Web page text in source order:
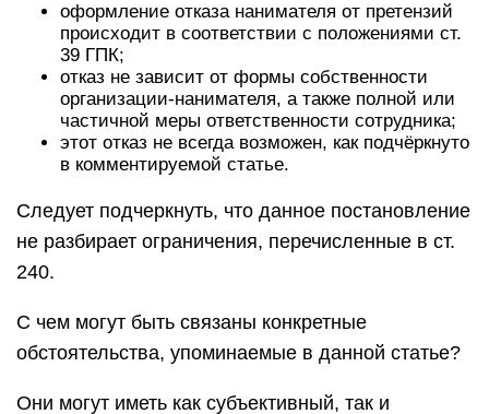
оформление отказа нанимателя от претензий
происходит в соответствии с положениями ст.
39 ГПК;
отказ не зависит от формы собственности
организации-нанимателя, а также полной или
частичной меры ответственности сотрудника;
этот отказ не всегда возможен, как подчёркнуто
в комментируемой статье.
Следует подчеркнуть, что данное постановление
не разбирает ограничения, перечисленные в ст.
240.
С чем могут быть связаны конкретные
обстоятельства, упоминаемые в данной статье?
Они могут иметь как субъективный, так и